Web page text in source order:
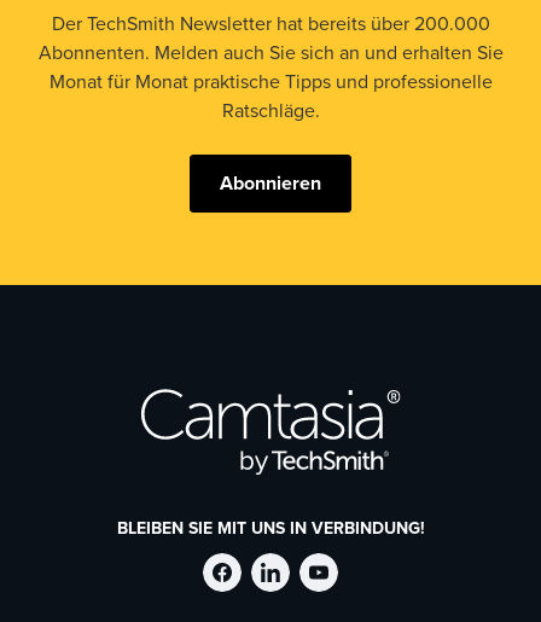
Der TechSmith Newsletter hat bereits über 200.000
Abonnenten. Melden auch Sie sich an und erhalten Sie
Monat für Monat praktische Tipps und professionelle
Ratschläge.
Abonnieren
BLEIBEN SIE MIT UNS IN VERBINDUNG!
TechSmith
TechSmith
TechSmith